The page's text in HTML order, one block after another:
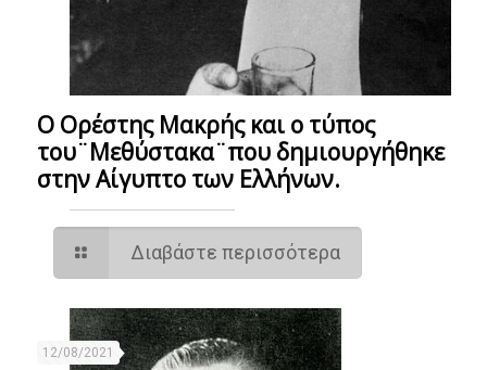
Ο Ορέστης Μακρής και ο τύπος
του¨Μεθύστακα¨που δημιουργήθηκε
στην Αίγυπτο των Ελλήνων.
Διαβάστε περισσότερα
12/08/2021